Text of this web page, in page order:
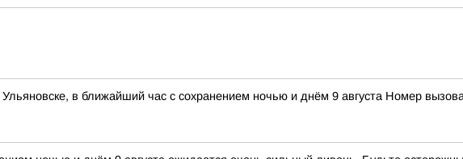
в ближайший час с сохранением ночью и днём 9 августа Номер